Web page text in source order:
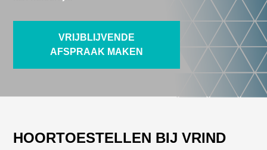
VRIJBLIJVENDE
AFSPRAAK MAKEN
HOORTOESTELLEN BIJ VRIND